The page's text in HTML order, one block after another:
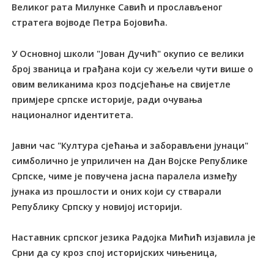
Великог рата Милунке Савић и прослављеног
стратега војводе Петра Бојовића.
У Основној школи "Јован Дучић" окупио се велики
број званица и грађана који су жељели чути више о
овим великанима кроз подсјећање на свијетле
примјере српске историје, ради очувања
националног идентитета.
Јавни час "Култура сјећања и заборављени јунаци"
симболично је уприличен на Дан Војске Републике
Српске, чиме је повучена јасна паралела између
јунака из прошлости и оних који су стварали
Републику Српску у новијој историји.
Наставник српског језика Радојка Мићић изјавила је
Срни да су кроз спој историјских чињеница,